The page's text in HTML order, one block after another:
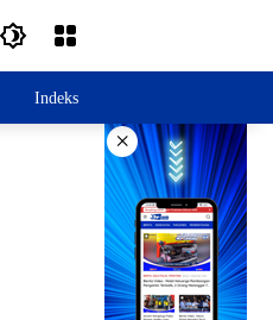
Indeks
×